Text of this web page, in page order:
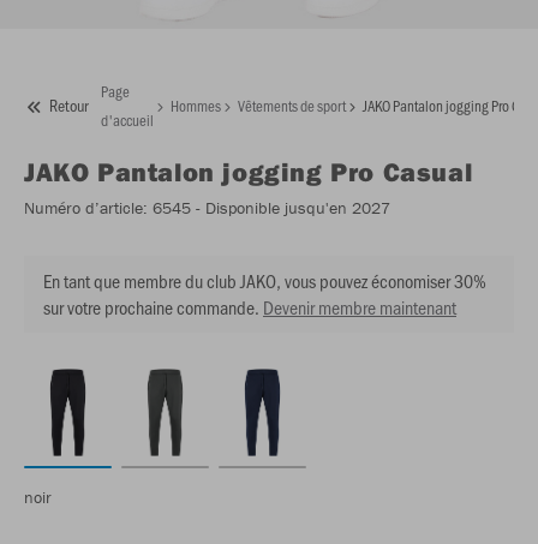
Retour
Page
d'accueil
Hommes Vêtements de sport JAKO Pantalon jogging Pro
JAKO Pantalon jogging Pro Casual
Numéro d’article: 6545 - Disponible jusqu'en 2027
En tant que membre du club JAKO, vous pouvez économiser 30%
sur votre prochaine commande. Devenir membre maintenant
noir